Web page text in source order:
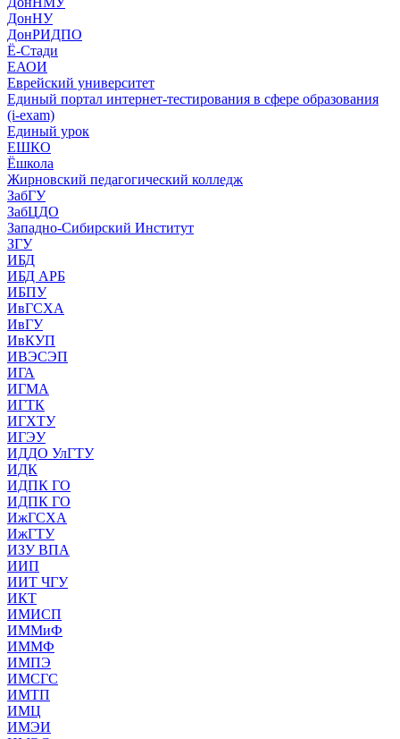
ДонНУ
ДонРИДПО
Ё-Стади
ЕАОИ
Еврейский университет
Единый портал интернет-тестирования в сфере образования
(i-exam)
Единый урок
ЕШКО
Ёшкола
Жирновский педагогический колледж
ЗабГУ
ЗабЦДО
Западно-Сибирский Институт
ЗГУ
ИБД
ИБД АРБ
ИБПУ
ИвГСХА
ИвГУ
ИвКУП
ИВЭСЭП
ИГА
ИГМА
ИГТК
ИГХТУ
ИГЭУ
ИДДО УлГТУ
ИДК
ИДПК ГО
ИДПК ГО
ИжГСХА
ИжГТУ
ИЗУ ВПА
ИИП
ИИТ ЧГУ
ИКТ
ИМИСП
ИММиФ
ИММФ
ИМПЭ
ИМСГС
ИМТП
ИМЦ
ИМЭИ